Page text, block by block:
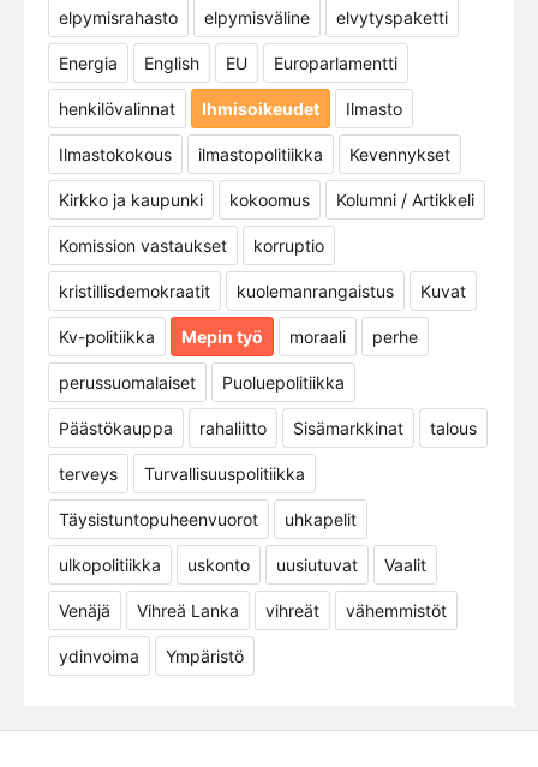
elpymisrahasto elpymisväline elvytyspaketti
Energia English EU Europarlamentti
henkilövalinnat Ihmisoikeudet Ilmasto
Ilmastokokous ilmastopolitiikka Kevennykset
Kirkko ja kaupunki kokoomus Kolumni / Artikkeli
Komission vastaukset korruptio
kristillisdemokraatit kuolemanrangaistus Kuvat
Kv-politiikka Mepin työ moraali perhe
perussuomalaiset Puoluepolitiikka
Päästökauppa rahaliitto Sisämarkkinat talous
terveys Turvallisuuspolitiikka
Täysistuntopuheenvuorot uhkapelit
ulkopolitiikka uskonto uusiutuvat Vaalit
Venäjä Vihreä Lanka vihreät vähemmistöt
ydinvoima Ympäristö